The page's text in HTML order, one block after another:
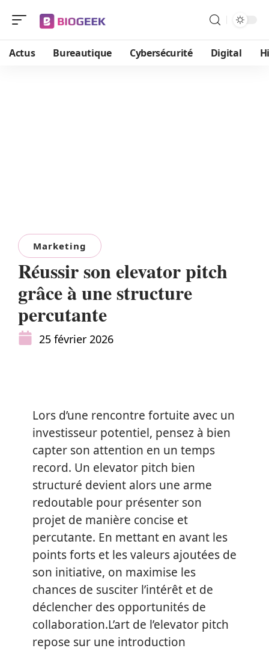
Actus Bureautique Cybersécurité Digital
Marketing
Réussir son elevator pitch
grâce à une structure
percutante
25 février 2026
Lors d’une rencontre fortuite avec un
investisseur potentiel, pensez à bien
capter son attention en un temps
record. Un elevator pitch bien
structuré devient alors une arme
redoutable pour présenter son
projet de manière concise et
percutante. En mettant en avant les
points forts et les valeurs ajoutées de
son initiative, on maximise les
chances de susciter l’intérêt et de
déclencher des opportunités de
collaboration.L’art de l’elevator pitch
repose sur une introduction